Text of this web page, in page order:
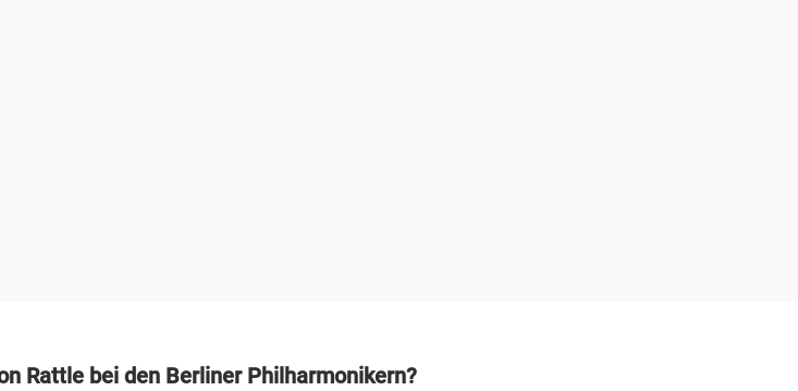
Rattle bei den Berliner Philharmonikern?